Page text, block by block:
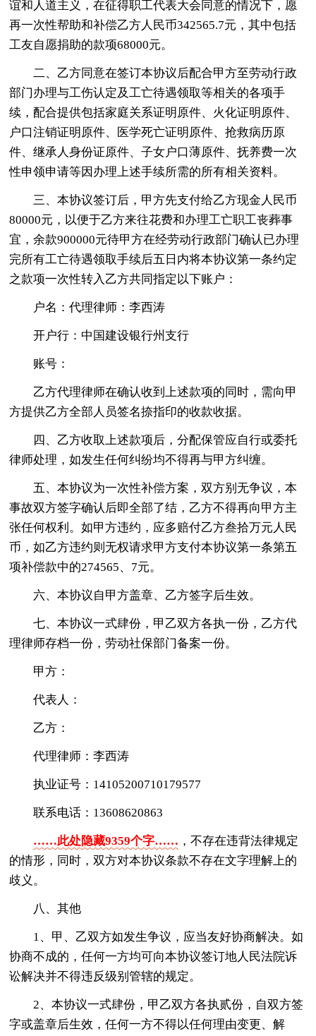
谊和人道主义，在征得职工代表大会同意的情况下，愿
再一次性帮助和补偿乙方人民币342565.7元，其中包括
工友自愿捐助的款项68000元。
二、乙方同意在签订本协议后配合甲方至劳动行政
部门办理与工伤认定及工亡待遇领取等相关的各项手
续，配合提供包括家庭关系证明原件、火化证明原件、
户口注销证明原件、医学死亡证明原件、抢救病历原
件、继承人身份证原件、子女户口薄原件、抚养费一次
性申领申请等因办理上述手续所需的所有相关资料。
三、本协议签订后，甲方先支付给乙方现金人民币
80000元，以便于乙方来往花费和办理工亡职工丧葬事
宜，余款900000元待甲方在经劳动行政部门确认已办理
完所有工亡待遇领取手续后五日内将本协议第一条约定
之款项一次性转入乙方共同指定以下账户：
户名：代理律师：李西涛
开户行：中国建设银行州支行
账号：
乙方代理律师在确认收到上述款项的同时，需向甲
方提供乙方全部人员签名捺指印的收款收据。
四、乙方收取上述款项后，分配保管应自行或委托
律师处理，如发生任何纠纷均不得再与甲方纠缠。
五、本协议为一次性补偿方案，双方别无争议，本
事故双方签字确认后即全部了结，乙方不得再向甲方主
张任何权利。如甲方违约，应多赔付乙方叁拾万元人民
币，如乙方违约则无权请求甲方支付本协议第一条第五
项补偿款中的274565、7元。
六、本协议自甲方盖章、乙方签字后生效。
七、本协议一式肆份，甲乙双方各执一份，乙方代
理律师存档一份，劳动社保部门备案一份。
甲方：
代表人：
乙方：
代理律师：李西涛
执业证号：14105200710179577
联系电话：13608620863
……此处隐藏9359个字…… ，不存在违背法律规定
的情形，同时，双方对本协议条款不存在文字理解上的
歧义。
八、其他
1、甲、乙双方如发生争议，应当友好协商解决。如
协商不成的，任何一方均可向本协议签订地人民法院诉
讼解决并不得违反级别管辖的规定。
2、本协议一式肆份，甲乙双方各执贰份，自双方签
字或盖章后生效，任何一方不得以任何理由变更、解